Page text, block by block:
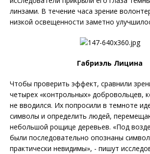
линзами. В течение часа зрение
низкой освещенности заметно
Габриэль Лицина
Чтобы проверить эффект, сравнили
четырех «контрольных» добровольцев,
не вводился. Их попросили в темноте
символы и определить людей,
небольшой рощице деревьев. «Под
были последовательно опознаны
практически невидимы», - пишут